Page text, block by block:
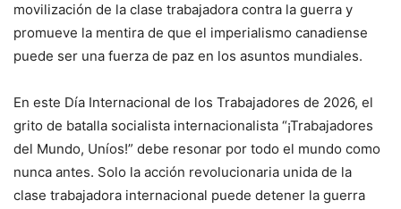
movilización de la clase trabajadora contra la guerra y
promueve la mentira de que el imperialismo canadiense
puede ser una fuerza de paz en los asuntos mundiales.
En este Día Internacional de los Trabajadores de 2026, el
grito de batalla socialista internacionalista “¡Trabajadores
del Mundo, Uníos!” debe resonar por todo el mundo como
nunca antes. Solo la acción revolucionaria unida de la
clase trabajadora internacional puede detener la guerra